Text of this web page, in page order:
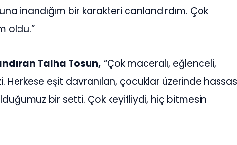
inandığım bir karakteri canlandırdım. Çok
oldu.”
Talha Tosun, “Çok maceralı, eğlenceli,
Herkese eşit davranılan, çocuklar üzerinde hassas
bir setti. Çok keyifliydi, hiç bitmesin